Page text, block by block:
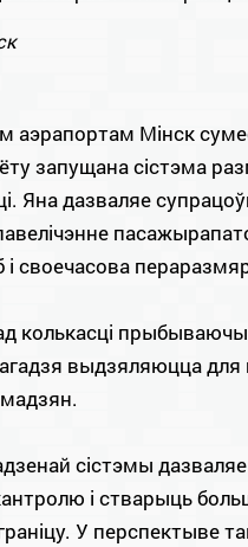
Мінск
запущана сістэма
Яна дазваляе
і своечасова
колькасцi
выдзяляюцца
сістэмы
і стварыць
У перспектыве